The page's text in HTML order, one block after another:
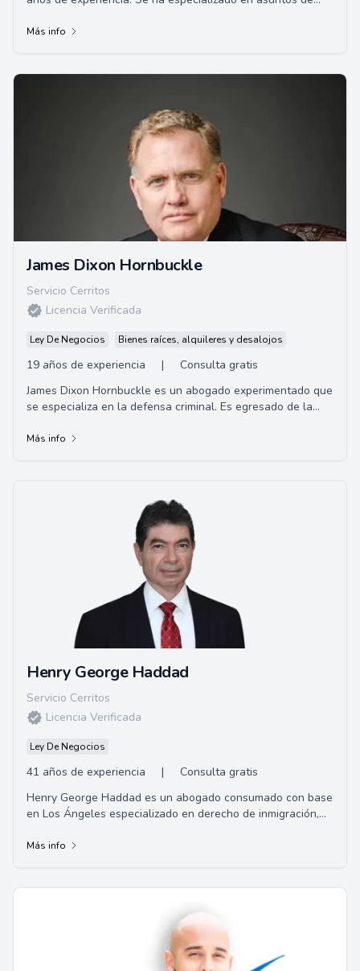
Más info
James Dixon Hornbuckle
Servicio Cerritos
Licencia Verificada
Ley De Negocios Bienes raíces, alquileres y desalojos
19 años de experiencia |
Consulta gratis
James Dixon Hornbuckle es un abogado experimentado que
se especializa en la defensa criminal. Es egresado de la
Más info
Henry George Haddad
Servicio Cerritos
Licencia Verificada
Ley De Negocios
41 años de experiencia |
Consulta gratis
Henry George Haddad es un abogado consumado con base
en Los Ángeles especializado en derecho de inmigración,
Más info